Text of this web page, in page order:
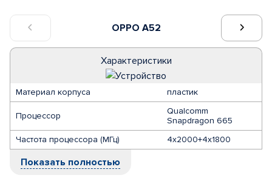
OPPO A52
Характеристики
Материал корпуса пластик
Процессор
Qualcomm
Snapdragon 665
Частота процессора (МГц)
4x2000+4x1800
Показать полностью